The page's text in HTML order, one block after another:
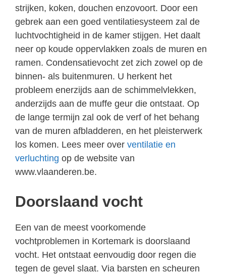
strijken, koken, douchen enzovoort. Door een
gebrek aan een goed ventilatiesysteem zal de
luchtvochtigheid in de kamer stijgen. Het daalt
neer op koude oppervlakken zoals de muren en
ramen. Condensatievocht zet zich zowel op de
binnen- als buitenmuren. U herkent het
probleem enerzijds aan de schimmelvlekken,
anderzijds aan de muffe geur die ontstaat. Op
de lange termijn zal ook de verf of het behang
van de muren afbladderen, en het pleisterwerk
los komen. Lees meer over ventilatie en
verluchting op de website van
www.vlaanderen.be.
Doorslaand vocht
Een van de meest voorkomende
vochtproblemen in Kortemark is doorslaand
vocht. Het ontstaat eenvoudig door regen die
tegen de gevel slaat. Via barsten en scheuren